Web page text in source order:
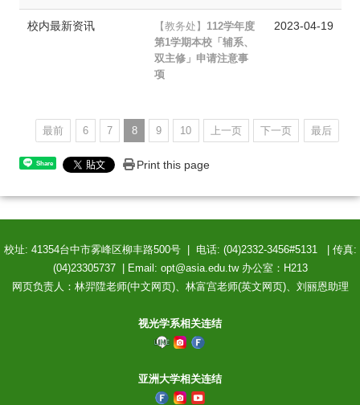
校内最新资讯 【教务处】 112学年度
第1学期本校「辅系、
双主修」申请注意事
项
2023-04-19
最前 6 7 8 9 10 上一页 下一页 最后
Share Print this page
校址: 41354台中市雾峰区柳丰路500号 | 电话: (04)2332-3456#5131 | 传真:
(04)23305737 | Email: opt@asia.edu.tw 办公室：H213
网页负责人：林羿陞老师(中文网页)、林富宫老师(英文网页)、刘丽恩助理
视光学系相关连结
亚洲大学相关连结